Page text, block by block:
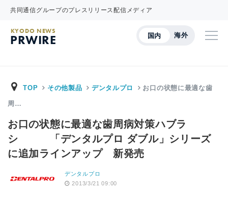
共同通信グループのプレスリリース配信メディア
国内 海外
KYODO NEWS
PRWIRE
TOP その他製品 デンタルプロ お口の状態に最適な歯
周…
お口の状態に最適な歯周病対策ハブラ
シ 「デンタルプロ ダブル」シリーズ
に追加ラインアップ 新発売
デンタルプロ
2013/3/21 09:00